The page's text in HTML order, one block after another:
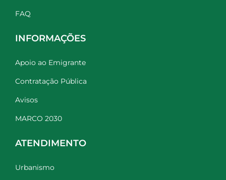
FAQ
INFORMAÇÕES
Apoio ao Emigrante
Contratação Pública
Avisos
MARCO 2030
ATENDIMENTO
Urbanismo